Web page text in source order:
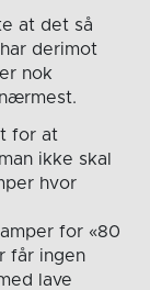
at det så
derimot
nok
for at
ikke skal
hvor
for «80
får ingen
lave